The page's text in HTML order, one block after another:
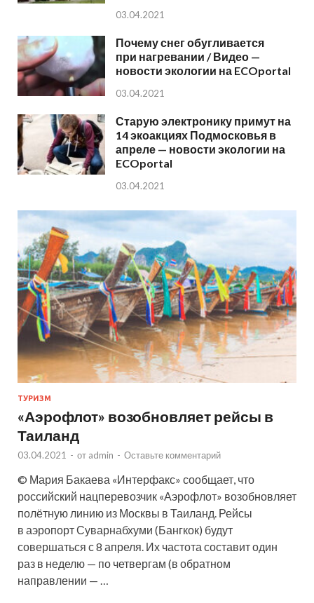
03.04.2021
Почему снег обугливается
при нагревании / Видео —
новости экологии на ECOportal
03.04.2021
Старую электронику примут на
14 экоакциях Подмосковья в
апреле — новости экологии на
ECOportal
03.04.2021
ТУРИЗМ
«Аэрофлот» возобновляет рейсы в
Таиланд
03.04.2021 - от admin - Оставьте комментарий
© Мария Бакаева «Интерфакс» сообщает, что
российский нацперевозчик «Аэрофлот» возобновляет
полётную линию из Москвы в Таиланд. Рейсы
в аэропорт Суварнабхуми (Бангкок) будут
совершаться с 8 апреля. Их частота составит один
раз в неделю — по четвергам (в обратном
направлении — …